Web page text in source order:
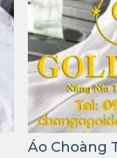
Áo Choàng